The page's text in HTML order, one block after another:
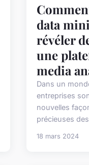
data
révéler
une
media
Dans un
entreprises
nouvelles
précieuses
18 mars 2024